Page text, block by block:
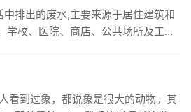
排出的废水,主要来源于居住建筑和
学校、医院、商店、公共场所及工业
看到过象，都说象是很大的动物。其